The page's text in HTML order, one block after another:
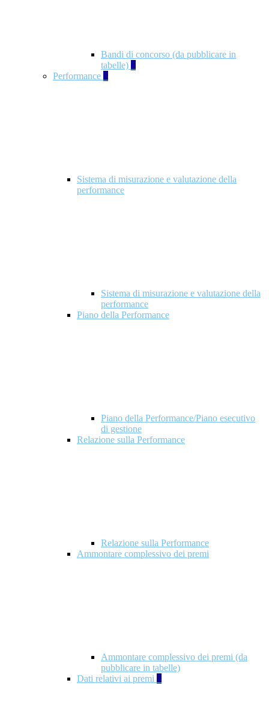
Bandi di concorso (da pubblicare in
tabelle) 2
Performance 5
Sistema di misurazione e valutazione della
performance
Sistema di misurazione e valutazione della
performance
Piano della Performance
Piano della Performance/Piano esecutivo
di gestione
Relazione sulla Performance
Relazione sulla Performance
Ammontare complessivo dei premi
Ammontare complessivo dei premi (da
pubblicare in tabelle)
Dati relativi ai premi 5